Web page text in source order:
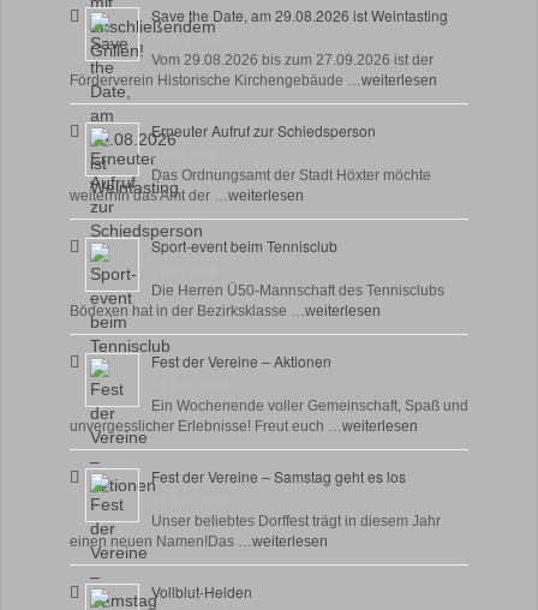
Save the Date, am 29.08.2026 ist Weintasting
Vom 29.08.2026 bis zum 27.09.2026 ist der
Förderverein Historische Kirchengebäude …weiterlesen
Erneuter Aufruf zur Schiedsperson
8 Juli, 2026
Das Ordnungsamt der Stadt Höxter möchte
weiterhin das Amt der …weiterlesen
Sport-event beim Tennisclub
Die Herren Ü50-Mannschaft des Tennisclubs
Bödexen hat in der Bezirksklasse …weiterlesen
Fest der Vereine – Aktionen
Ein Wochenende voller Gemeinschaft, Spaß und
unvergesslicher Erlebnisse! Freut euch …weiterlesen
Fest der Vereine – Samstag geht es los
Unser beliebtes Dorffest trägt in diesem Jahr
einen neuen Namen!Das …weiterlesen
Vollblut-Helden